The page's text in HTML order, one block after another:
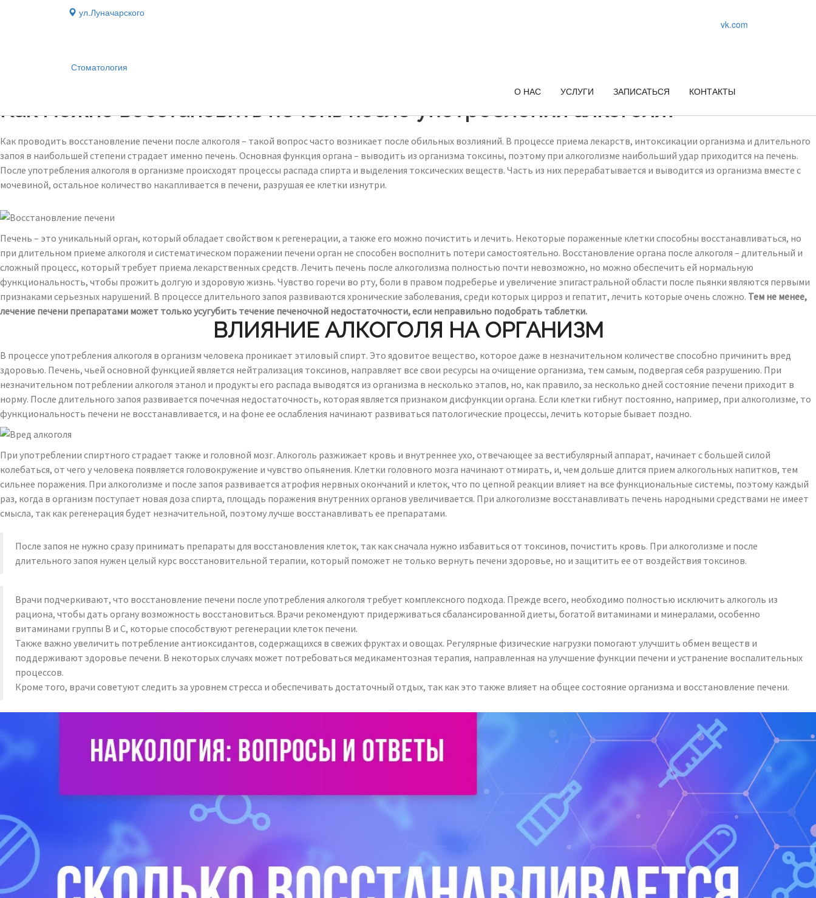
ул.Луначарского
vk.com
Стоматология
О НАС
УСЛУГИ ЗАПИСАТЬСЯ КОНТАКТЫ
Как можно восстановить печень после употребления алкоголя?
Как проводить восстановление печени после алкоголя – такой вопрос часто возникает после обильных возлияний. В процессе приема лекарств, интоксикации организма и длительного
запоя в наибольшей степени страдает именно печень. Основная функция органа – выводить из организма токсины, поэтому при алкоголизме наибольший удар приходится на печень.
После употребления алкоголя в организме происходят процессы распада спирта и выделения токсических веществ. Часть из них перерабатывается и выводится из организма вместе с
мочевиной, остальное количество накапливается в печени, разрушая ее клетки изнутри.
Печень – это уникальный орган, который обладает свойством к регенерации, а также его можно почистить и лечить. Некоторые пораженные клетки способны восстанавливаться, но
при длительном приеме алкоголя и систематическом поражении печени орган не способен восполнить потери самостоятельно. Восстановление органа после алкоголя – длительный и
сложный процесс, который требует приема лекарственных средств. Лечить печень после алкоголизма полностью почти невозможно, но можно обеспечить ей нормальную
функциональность, чтобы прожить долгую и здоровую жизнь. Чувство горечи во рту, боли в правом подреберье и увеличение эпигастральной области после пьянки являются первыми
признаками серьезных нарушений. В процессе длительного запоя развиваются хронические заболевания, среди которых цирроз и гепатит, лечить которые очень сложно. Тем не менее,
лечение печени препаратами может только усугубить течение печеночной недостаточности, если неправильно подобрать таблетки.
ВЛИЯНИЕ АЛКОГОЛЯ НА ОРГАНИЗМ
В процессе употребления алкоголя в организм человека проникает этиловый спирт. Это ядовитое вещество, которое даже в незначительном количестве способно причинить вред
здоровью. Печень, чьей основной функцией является нейтрализация токсинов, направляет все свои ресурсы на очищение организма, тем самым, подвергая себя разрушению. При
незначительном потреблении алкоголя этанол и продукты его распада выводятся из организма в несколько этапов, но, как правило, за несколько дней состояние печени приходит в
норму. После длительного запоя развивается почечная недостаточность, которая является признаком дисфункции органа. Если клетки гибнут постоянно, например, при алкоголизме, то
функциональность печени не восстанавливается, и на фоне ее ослабления начинают развиваться патологические процессы, лечить которые бывает поздно.
При употреблении спиртного страдает также и головной мозг. Алкоголь разжижает кровь и внутреннее ухо, отвечающее за вестибулярный аппарат, начинает с большей силой
колебаться, от чего у человека появляется головокружение и чувство опьянения. Клетки головного мозга начинают отмирать, и, чем дольше длится прием алкогольных напитков, тем
сильнее поражения. При алкоголизме и после запоя развивается атрофия нервных окончаний и клеток, что по цепной реакции влияет на все функциональные системы, поэтому каждый
раз, когда в организм поступает новая доза спирта, площадь поражения внутренних органов увеличивается. При алкоголизме восстанавливать печень народными средствами не имеет
смысла, так как регенерация будет незначительной, поэтому лучше восстанавливать ее препаратами.
После запоя не нужно сразу принимать препараты для восстановления клеток, так как сначала нужно избавиться от токсинов, почистить кровь. При алкоголизме и после
длительного запоя нужен целый курс восстановительной терапии, который поможет не только вернуть печени здоровье, но и защитить ее от воздействия токсинов.
Врачи подчеркивают, что восстановление печени после употребления алкоголя требует комплексного подхода. Прежде всего, необходимо полностью исключить алкоголь из
рациона, чтобы дать органу возможность восстановиться. Врачи рекомендуют придерживаться сбалансированной диеты, богатой витаминами и минералами, особенно
витаминами группы B и C, которые способствуют регенерации клеток печени.
Также важно увеличить потребление антиоксидантов, содержащихся в свежих фруктах и овощах. Регулярные физические нагрузки помогают улучшить обмен веществ и
поддерживают здоровье печени. В некоторых случаях может потребоваться медикаментозная терапия, направленная на улучшение функции печени и устранение воспалительных
процессов.
Кроме того, врачи советуют следить за уровнем стресса и обеспечивать достаточный отдых, так как это также влияет на общее состояние организма и восстановление печени.